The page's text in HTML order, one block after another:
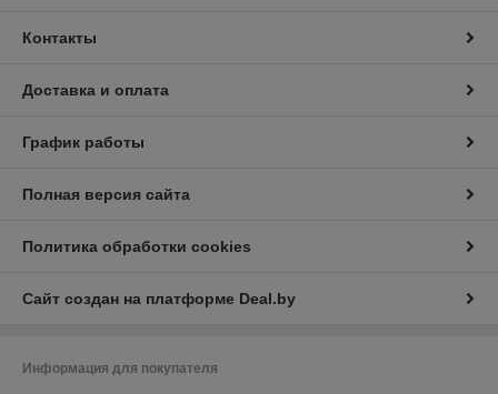
Контакты
Доставка и оплата
График работы
Полная версия сайта
Политика обработки cookies
Сайт создан на платформе Deal.by
Информация для покупателя